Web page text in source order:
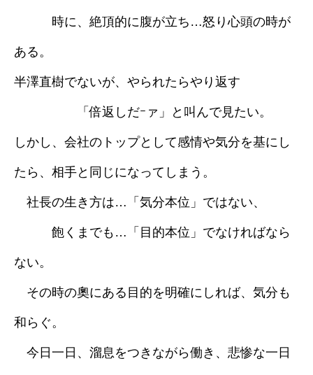
時に、絶頂的に腹が立ち…怒り心頭の時が
ある。
半澤直樹でないが、やられたらやり返す
「倍返しだｰァ」と叫んで見たい。
しかし、会社のトップとして感情や気分を基にし
たら、相手と同じになってしまう。
社長の生き方は…「気分本位」ではない、
飽くまでも…「目的本位」でなければなら
ない。
その時の奧にある目的を明確にしれば、気分も
和らぐ。
今日一日、溜息をつきながら働き、悲惨な一日